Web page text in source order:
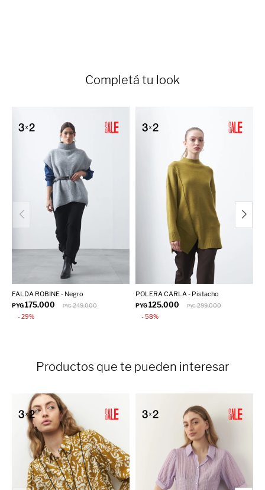
Completá tu look
FALDA ROBINE - Negro
PYG175.000 PYG 249.000
29
POLERA CARLA - Pistacho
PYG125.000 PYG 299.000
58
Productos que te pueden interesar